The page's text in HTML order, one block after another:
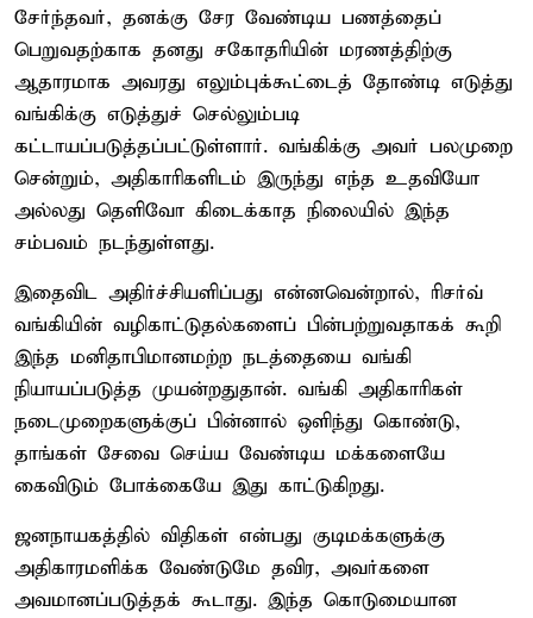
சேர்ந்தவர், தனக்கு சேர வேண்டிய பணத்தைப்
பெறுவதற்காக தனது சகோதரியின் மரணத்திற்கு
ஆதாரமாக அவரது எலும்புக்கூட்டைத் தோண்டி எடுத்து
வங்கிக்கு எடுத்துச் செல்லும்படி
கட்டாயப்படுத்தப்பட்டுள்ளார். வங்கிக்கு அவர் பலமுறை
சென்றும், அதிகாரிகளிடம் இருந்து எந்த உதவியோ
அல்லது தெளிவோ கிடைக்காத நிலையில் இந்த
சம்பவம் நடந்துள்ளது.
இதைவிட அதிர்ச்சியளிப்பது என்னவென்றால், ரிசர்வ்
வங்கியின் வழிகாட்டுதல்களைப் பின்பற்றுவதாகக் கூறி
இந்த மனிதாபிமானமற்ற நடத்தையை வங்கி
நியாயப்படுத்த முயன்றதுதான். வங்கி அதிகாரிகள்
நடைமுறைகளுக்குப் பின்னால் ஒளிந்து கொண்டு,
தாங்கள் சேவை செய்ய வேண்டிய மக்களையே
கைவிடும் போக்கையே இது காட்டுகிறது.
ஜனநாயகத்தில் விதிகள் என்பது குடிமக்களுக்கு
அதிகாரமளிக்க வேண்டுமே தவிர, அவர்களை
அவமானப்படுத்தக் கூடாது. இந்த கொடுமையான